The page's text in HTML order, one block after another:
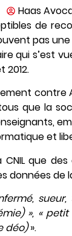
Haas
de
pas une
qui s’est
2012.
contre
que la
et
que
de
», «
déo)».